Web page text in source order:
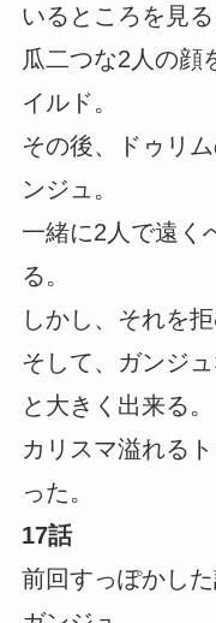
いるところを見る
瓜二つな2人の顔
イルド。
その後、ドゥリ
ンジュ。
一緒に2人で遠く
る。
しかし、それを拒
そして、ガンジ
と大きく出来る。
カリスマ溢れる
った。
17話
前回すっぽかし